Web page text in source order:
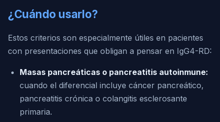
¿Cuándo usarlo?
Estos criterios son especialmente útiles en pacientes
con presentaciones que obligan a pensar en IgG4-RD:
Masas pancreáticas o pancreatitis autoinmune:
cuando el diferencial incluye cáncer pancreático,
pancreatitis crónica o colangitis esclerosante
primaria.